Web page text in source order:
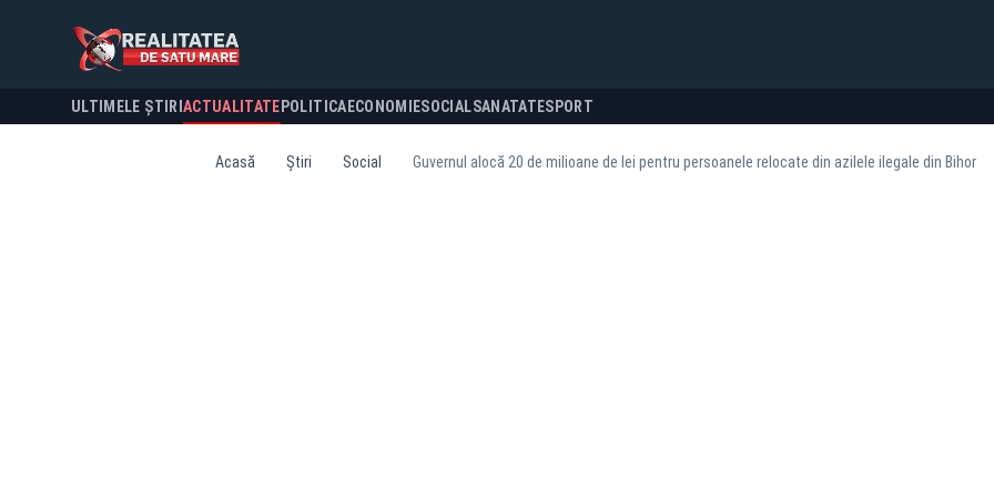
ULTIMELE ȘTIRI ACTUALITATE POLITICA ECONOMIESOCIALSANATATESPORT
Acasă Știri Social Guvernul alocă 20 de milioane de lei pentru persoanele relocate din azilele ilegale din Bihor